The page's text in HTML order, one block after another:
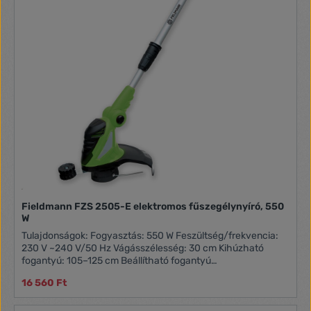
Teljesítmény: 350 W Vágási szélesség: 25 cm Damil átmérő:
1,4 mm Teljesítmény: 350 W Fordulatszám: 12000 for./perc
Vágási széllesség: 25 cm Damil átmérő: 1,4 mm Állítható
fogantyú Kihúzható teleszkópos fogantyú 95?–105 cm
Fieldmann FZS 2505-E elektromos fűszegélynyíró, 550
W
Tulajdonságok: Fogyasztás: 550 W Feszültség/frekvencia:
230 V ~240 V/50 Hz Vágásszélesség: 30 cm Kihúzható
fogantyú: 105–125 cm Beállítható fogantyú
000 ford/p Deklarált zajszint: 96 dB (A) Tömeg: 2.3 kg
16 560 Ft